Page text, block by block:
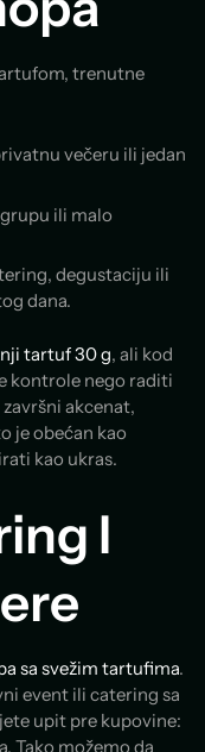
trenutne
večeru ili jedan
ili malo
degustaciju ili
dana.
tartuf 30 g, ali kod
kontrole nego raditi
akcenat,
je obećan kao
kao ukras.
I
sa svežim tartufima.
event ili catering sa
upit pre kupovine:
Tako možemo da